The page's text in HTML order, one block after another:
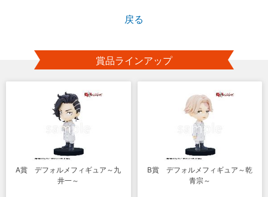
戻る
賞品ラインアップ
A賞 デフォルメフィギュア～九
井一～
B賞 デフォルメフィギュア～乾
青宗～